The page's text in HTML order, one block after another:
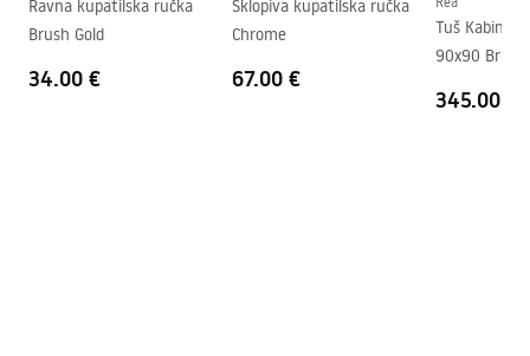
Razmak priključaka
150
Jamstvo
24 mjeseca
Uputstvo za montažu
shower_set.pdf
Ravna kupatilska ručka
Brush Gold
34.00 €
Sklopiva kupatilska ručka
Chrome
67.00 €
Tuš Kabina
90x90 Brush
345.00 €